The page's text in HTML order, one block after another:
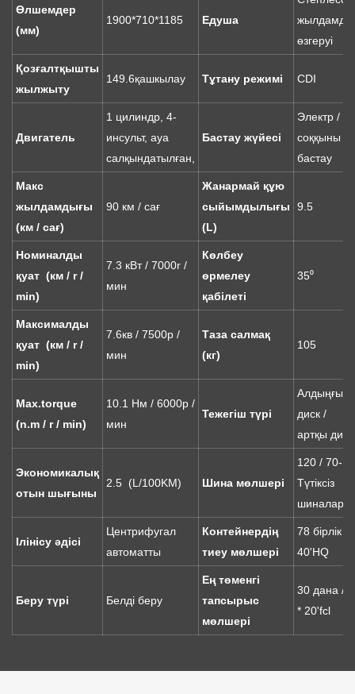
Өлшемдер
(мм)
1900*710*1185 Едуша
өзгеруі
Қозғалтқышты
жылжыту
149.6қашкылау Тұтану режимі CDI
Двигатель
1 цилиндр, 4-
инсульт, ауа
салқындатылған,
Бастау жүйесі
Электр /
соққыны
бастау
Макс
жылдамдығы
(км / сағ)
90 км / сағ
Жанармай құю
сыйымдылығы
(L)
9.5
Номиналды
қуат (км / r /
min)
7.3 кВт / 7000r /
мин
Көлбеу
өрмелеу
қабілеті
35⁰
Максималды
қуат (км / r /
min)
7.6кв / 7500р /
мин
Таза салмақ
(кг)
105
Max.torque
(n.m / r / min)
10.1 Нм / 6000р /
мин
Тежегіш түрі
Алдыңғы
диск /
артқы диск
Экономикалық
отын шығыны
2.5 (L/100KM) Шина мөлшері
120 / 70-12
Түтіксіз
шиналар
Ілінісу әдісі
Центрифугал
автоматты
Контейнердің
тиеу мөлшері
78 бірлік /
40'HQ
Беру түрі Белді беру
Ең төменгі
тапсырыс
мөлшері
30 дана / 1
* 20'fcl